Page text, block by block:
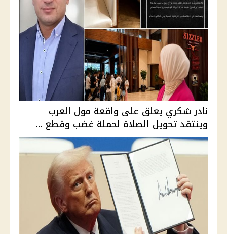
نادر شكري يعلق على واقعة مول العرب
وينتقد تحويل الصلاة لحملة غضب وقطع ...